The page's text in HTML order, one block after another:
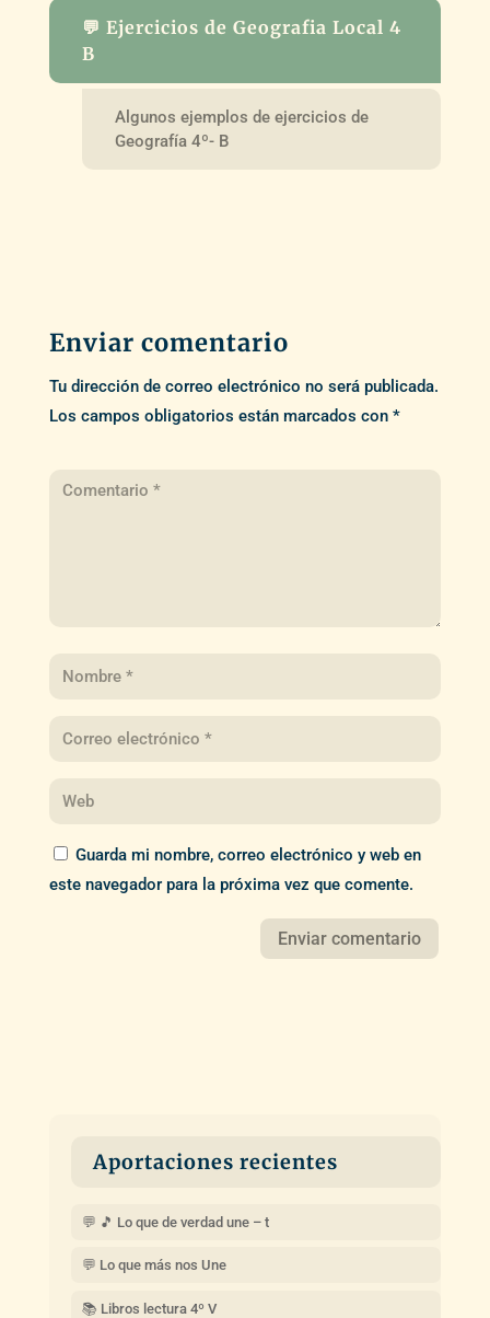
💬 Ejercicios de Geografia Local 4
B
Algunos ejemplos de ejercicios de
Geografía 4º- B
Enviar comentario
Tu dirección de correo electrónico no será publicada.
Los campos obligatorios están marcados con *
Guarda mi nombre, correo electrónico y web en
este navegador para la próxima vez que comente.
Aportaciones recientes
💬 🎵 Lo que de verdad une – t
💬 Lo que más nos Une
📚 Libros lectura 4º V